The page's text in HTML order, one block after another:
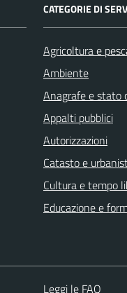
CATEGORIE DI
Agricoltura e
Ambiente
Anagrafe e stato
Appalti pubblici
Autorizzazioni
Catasto e
Cultura e tempo
Educazione e
Leggi le FAQ